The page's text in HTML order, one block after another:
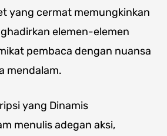
yang cermat memungkinkan
elemen-elemen
pembaca dengan nuansa
mendalam.
yang Dinamis
menulis adegan aksi,